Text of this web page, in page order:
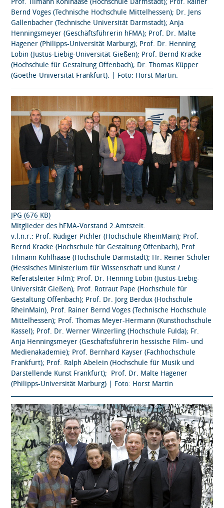
Bernd Voges (Technische Hochschule Mittelhessen); Dr. Jens
Gallenbacher (Technische Universität Darmstadt); Anja
Henningsmeyer (Geschäftsführerin hFMA); Prof. Dr. Malte
Hagener (Philipps-Universität Marburg); Prof. Dr. Henning
Lobin (Justus-Liebig-Universität Gießen); Prof. Bernd Kracke
(Hochschule für Gestaltung Offenbach); Dr. Thomas Küpper
(Goethe-Universität Frankfurt). | Foto: Horst Martin.
JPG (676 KB)
Mitglieder des hFMA-Vorstand 2.Amtszeit.
v.l.n.r.: Prof. Rüdiger Pichler (Hochschule RheinMain); Prof.
Bernd Kracke (Hochschule für Gestaltung Offenbach); Prof.
Tilmann Kohlhaase (Hochschule Darmstadt); Hr. Reiner Schöler
(Hessisches Ministerium für Wissenschaft und Kunst /
Referatsleiter Film); Prof. Dr. Henning Lobin (Justus-Liebig-
Universität Gießen); Prof. Rotraut Pape (Hochschule für
Gestaltung Offenbach); Prof. Dr. Jörg Berdux (Hochschule
RheinMain), Prof. Rainer Bernd Voges (Technische Hochschule
Mittelhessen); Prof. Thomas Meyer-Hermann (Kunsthochschule
Kassel); Prof. Dr. Werner Winzerling (Hochschule Fulda); Fr.
Anja Henningsmeyer (Geschäftsführerin hessische Film- und
Medienakademie); Prof. Bernhard Kayser (Fachhochschule
Frankfurt); Prof. Ralph Abelein (Hochschule für Musik und
Darstellende Kunst Frankfurt); Prof. Dr. Malte Hagener
(Philipps-Universität Marburg) | Foto: Horst Martin